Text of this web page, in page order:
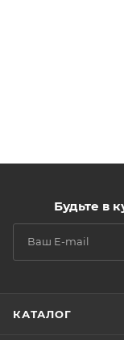
Будьте в
КАТАЛОГ